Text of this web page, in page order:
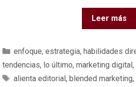
Leer más
enfoque, estrategia, habilidades
tendencias, lo último, marketing digital,
alienta editorial, blended marketing,